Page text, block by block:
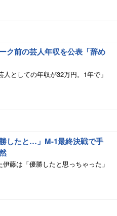
ク前の芸人年収を公表「辞め
人としての年収が32万円。1年で」
したと…」M-1最終決戦で手
藤は「優勝したと思っちゃった」